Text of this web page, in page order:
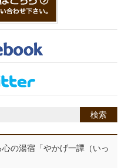
の湯宿「やかげ一譚（いっ